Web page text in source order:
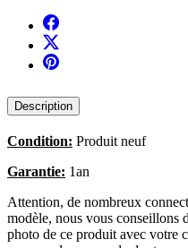
Description
Condition: Produit neuf
Garantie: 1an
Attention, de nombreux
modèle, nous vous conseillons
photo de ce produit avec votre